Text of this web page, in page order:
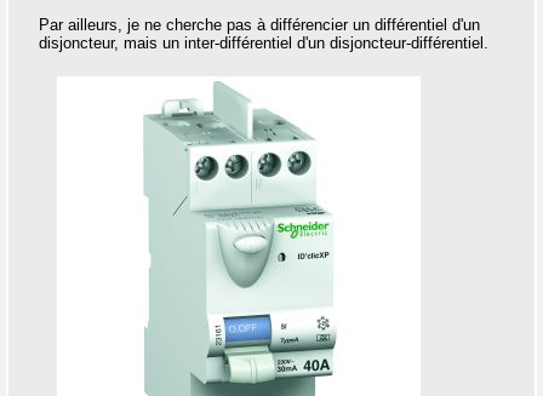
Par ailleurs, je ne cherche pas à différencier un différentiel d'un
disjoncteur, mais un inter-différentiel d'un disjoncteur-différentiel.